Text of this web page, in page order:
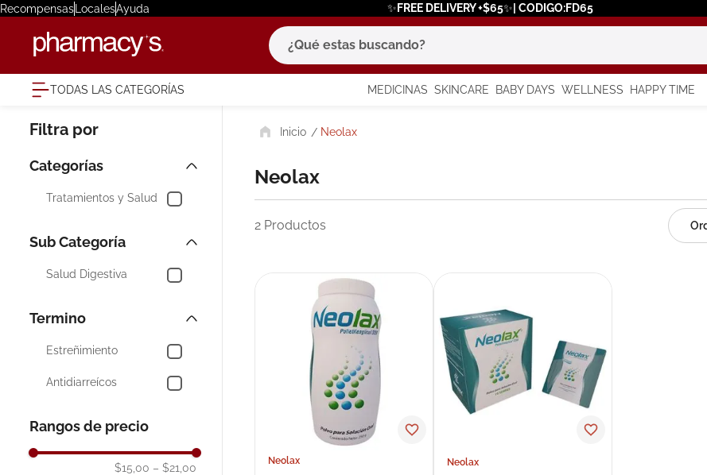
RecompensasLocalesAyuda ✨FREE DELIVERY +$65✨| CODIGO:FD65
¿Qué estas buscando?
TODAS LAS CATEGORÍAS MEDICINAS SKINCARE BABY DAYS WELLNESS HAPPY TIME
Tratamientos y Salud
Salud Digestiva
Estreñimiento
Antidiarreícos
Rangos de precio
$15,00 – $21,00
Neolax
Neolax
2 Productos
Neolax Neolax
términos más buscados
1. eucerin
.
6. degraler
isdin
roche posay
megacistin
10. pañales